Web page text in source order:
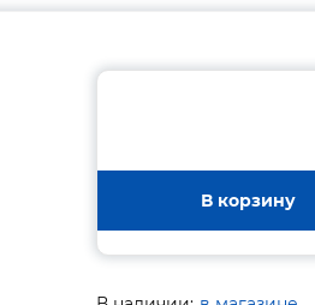
В корзину